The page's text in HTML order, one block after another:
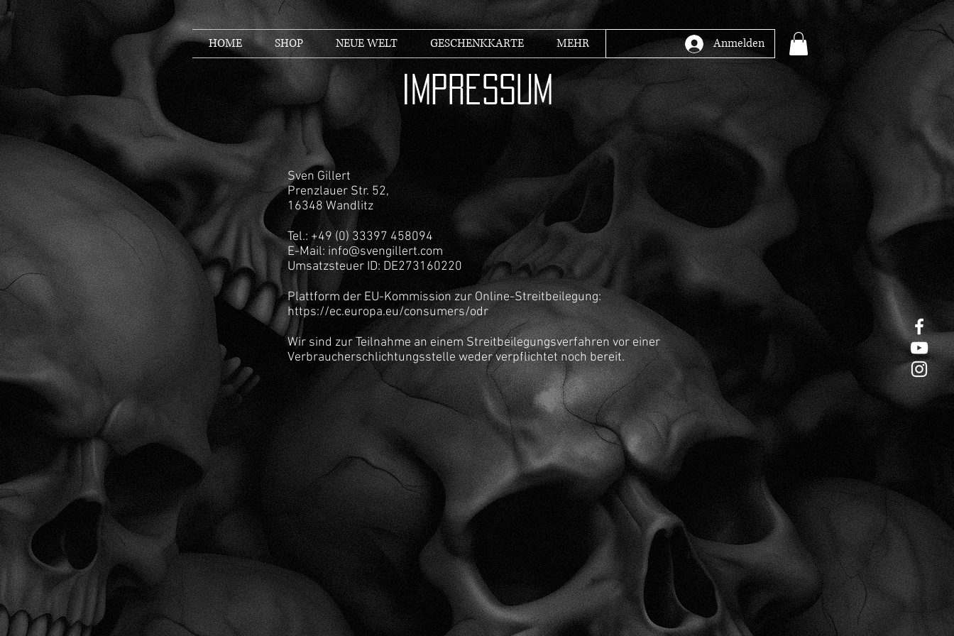
Impressum
Sven Gillert
Prenzlauer Str. 52,
16348 Wandlitz
Tel.: +49 (0) 33397 458094
E-Mail: info@svengillert.com
Umsatzsteuer ID: DE273160220
Plattform der EU-Kommission zur Online-Streitbeilegung:
https://ec.europa.eu/consumers/odr
Wir sind zur Teilnahme an einem Streitbeilegungsverfahren vor einer
Verbraucherschlichtungsstelle weder verpflichtet noch bereit.
HOME SHOP NEUE WELT GESCHENKKARTE MEHR Anmelden